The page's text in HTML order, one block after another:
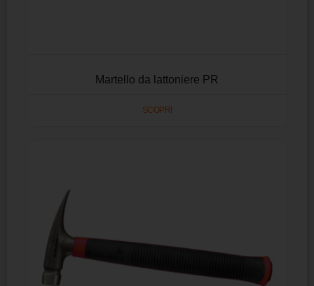
Martello da lattoniere PR
SCOPRI